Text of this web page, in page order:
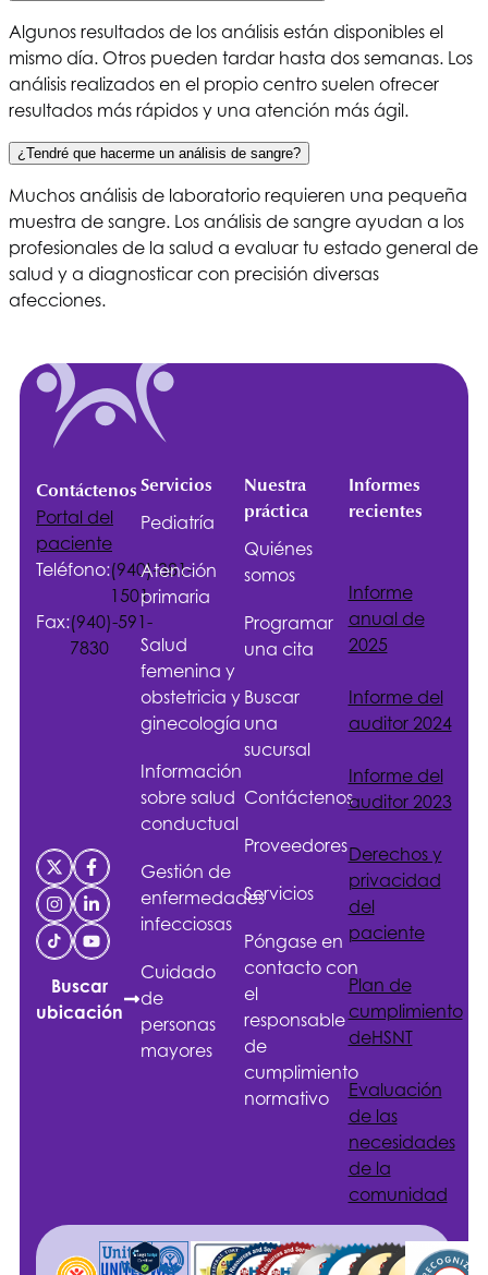
Algunos resultados de los análisis están disponibles el
mismo día. Otros pueden tardar hasta dos semanas. Los
análisis realizados en el propio centro suelen ofrecer
resultados más rápidos y una atención más ágil.
¿Tendré que hacerme un análisis de sangre?
Muchos análisis de laboratorio requieren una pequeña
muestra de sangre. Los análisis de sangre ayudan a los
profesionales de la salud a evaluar tu estado general de
salud y a diagnosticar con precisión diversas
afecciones.
Contáctenos
Portal del
paciente
Teléfono:(940)-381-
1501
Fax:(940)-591-
7830
Buscar
ubicación
Servicios
Pediatría
Atención
primaria
Salud
femenina y
obstetricia y
ginecología
Información
sobre salud
conductual
Gestión de
enfermedades
infecciosas
Cuidado
de
personas
mayores
Nuestra
práctica
Quiénes
somos
Programar
una cita
Buscar
una
sucursal
Contáctenos
Proveedores
Servicios
Póngase en
contacto con
el
responsable
de
cumplimiento
normativo
Informes
recientes
Informe
anual de
2025
Informe del
auditor 2024
Informe del
auditor 2023
Derechos y
privacidad
del
paciente
Plan de
cumplimiento
deHSNT
Evaluación
de las
necesidades
de la
comunidad